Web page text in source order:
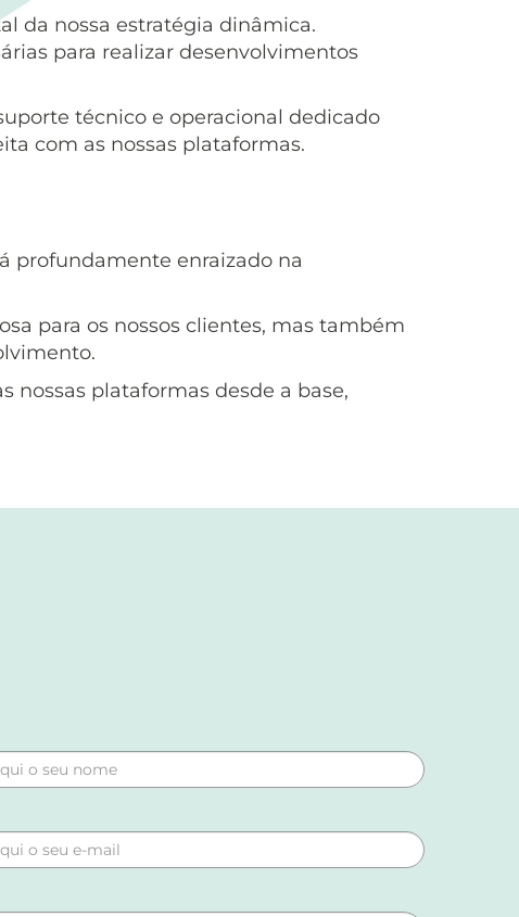
da nossa estratégia dinâmica.
para realizar desenvolvimentos
técnico e operacional dedicado
com as nossas plataformas.
profundamente enraizado na
para os nossos clientes, mas também
nossas plataformas desde a base,